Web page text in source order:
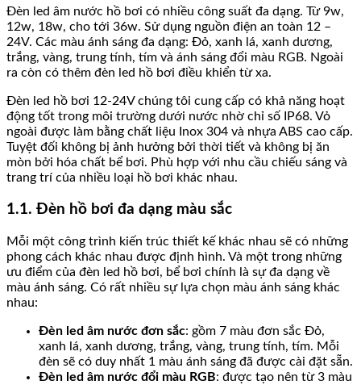
Đèn led âm nước hồ bơi có nhiều công suất đa dạng. Từ 9w,
12w, 18w, cho tới 36w. Sử dụng nguồn điện an toàn 12 –
24V. Các màu ánh sáng đa dạng: Đỏ, xanh lá, xanh dương,
trắng, vàng, trung tính, tím và ánh sáng đổi màu RGB. Ngoài
ra còn có thêm đèn led hồ bơi điều khiển từ xa.
Đèn led hồ bơi 12-24V chúng tôi cung cấp có khả năng hoạt
động tốt trong môi trường dưới nước nhờ chỉ số IP68. Vỏ
ngoài được làm bằng chất liệu Inox 304 và nhựa ABS cao cấp.
Tuyệt đối không bị ảnh hưởng bởi thời tiết và không bị ăn
mòn bởi hóa chất bể bơi. Phù hợp với nhu cầu chiếu sáng và
trang trí của nhiều loại hồ bơi khác nhau.
1.1. Đèn hồ bơi đa dạng màu sắc
Mỗi một công trình kiến trúc thiết kế khác nhau sẽ có những
phong cách khác nhau được định hình. Và một trong những
ưu điểm của đèn led hồ bơi, bể bơi chính là sự đa dạng về
màu ánh sáng. Có rất nhiều sự lựa chọn màu ánh sáng khác
nhau:
Đèn led âm nước đơn sắc: gồm 7 màu đơn sắc Đỏ,
xanh lá, xanh dương, trắng, vàng, trung tính, tím. Mỗi
đèn sẽ có duy nhất 1 màu ánh sáng đã được cài đặt sẵn.
Đèn led âm nước đổi màu RGB: được tạo nên từ 3 màu